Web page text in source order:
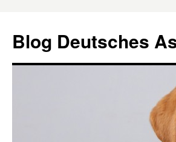
Blog Deutsches